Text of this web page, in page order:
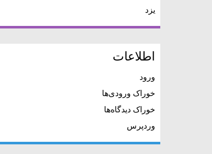
یزد
اطلاعات
ورود
خوراک ورودی‌ها
خوراک دیدگاه‌ها
وردپرس